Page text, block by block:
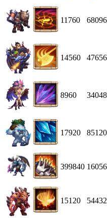
11760
14560
8960
17920
399840
15120